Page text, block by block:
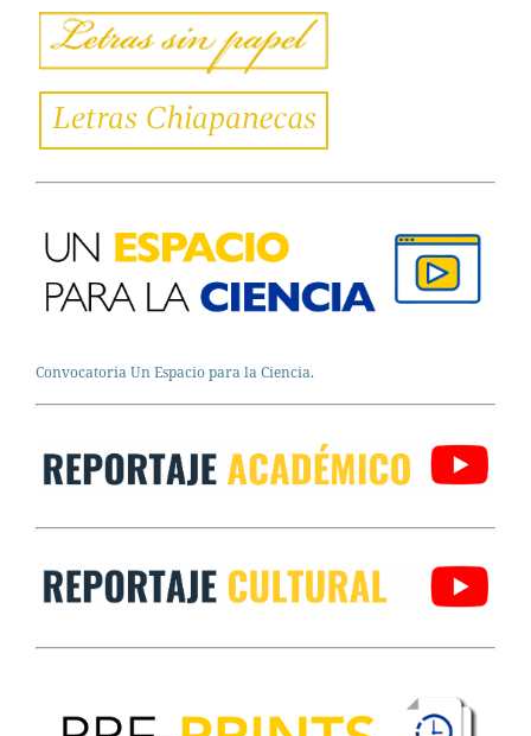
Convocatoria Un Espacio para la Ciencia.